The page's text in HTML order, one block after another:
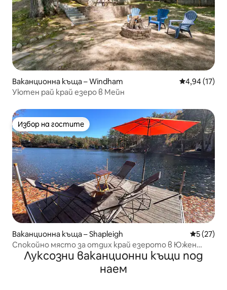
Ваканционна къща – Windham Средна
4,94 (17)
Уютен рай край езеро в Мейн
Избор на гостите
Избор на гостите
Ваканционна къща – Shapleigh Средна
5 (27)
Спокойно място за отдих край езерото в Южен
МейнЛуксозни ваканционни къщи под
наем